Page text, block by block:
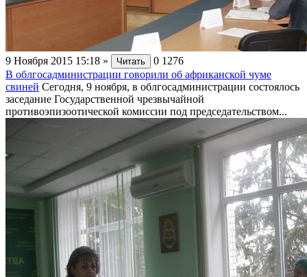
9 Ноября 2015 15:18 » Читать 0 1276
В облгосадминистрации говорили об африканской чуме
свиней Сегодня, 9 ноября, в облгосадминистрации состоялось
заседание Государственной чрезвычайной
противоэпизоотической комиссии под председательством...